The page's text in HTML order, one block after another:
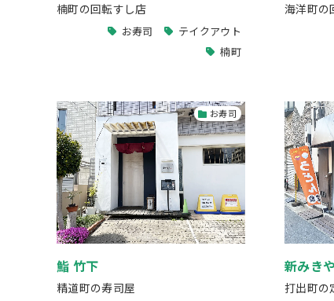
楠町の回転すし店
お寿司
テイクアウト
楠町
海洋町の
お寿司
鮨 竹下
精道町の寿司屋
新みきや
打出町の